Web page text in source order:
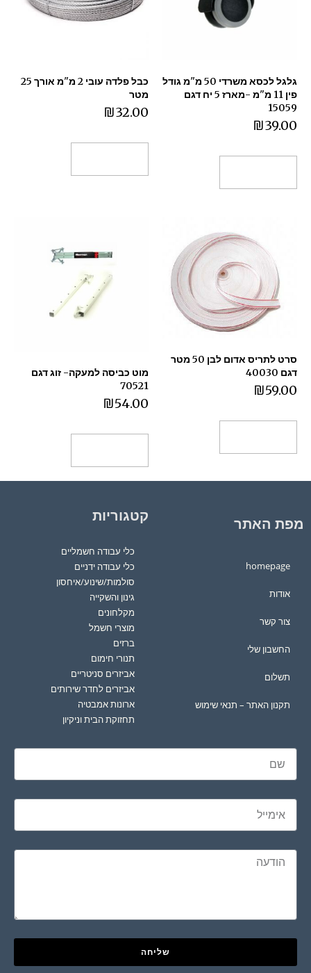
גלגל לכסא משרדי 50 מ"מ גודל
פין 11 מ"מ -מארז 5 יח דגם
15059
₪39.00
כבל פלדה עובי 2 מ"מ אורך 25
מטר
₪32.00
סרט לתריס אדום לבן 50 מטר
דגם 40030
₪59.00
מוט כביסה למעקה- זוג דגם
70521
₪54.00
מפת האתר
homepage
אודות
צור קשר
החשבון שלי
תשלום
תקנון האתר – תנאי שימוש
קטגוריות
כלי עבודה חשמליים
כלי עבודה ידניים
סולמות/שינוע/איחסון
גינון והשקייה
מקלחונים
מוצרי חשמל
ברזים
תנורי חימום
אביזרים סניטריים
אביזרים לחדר שירותים
ארונות אמבטיה
תחזוקת הבית וניקיון
שליחה